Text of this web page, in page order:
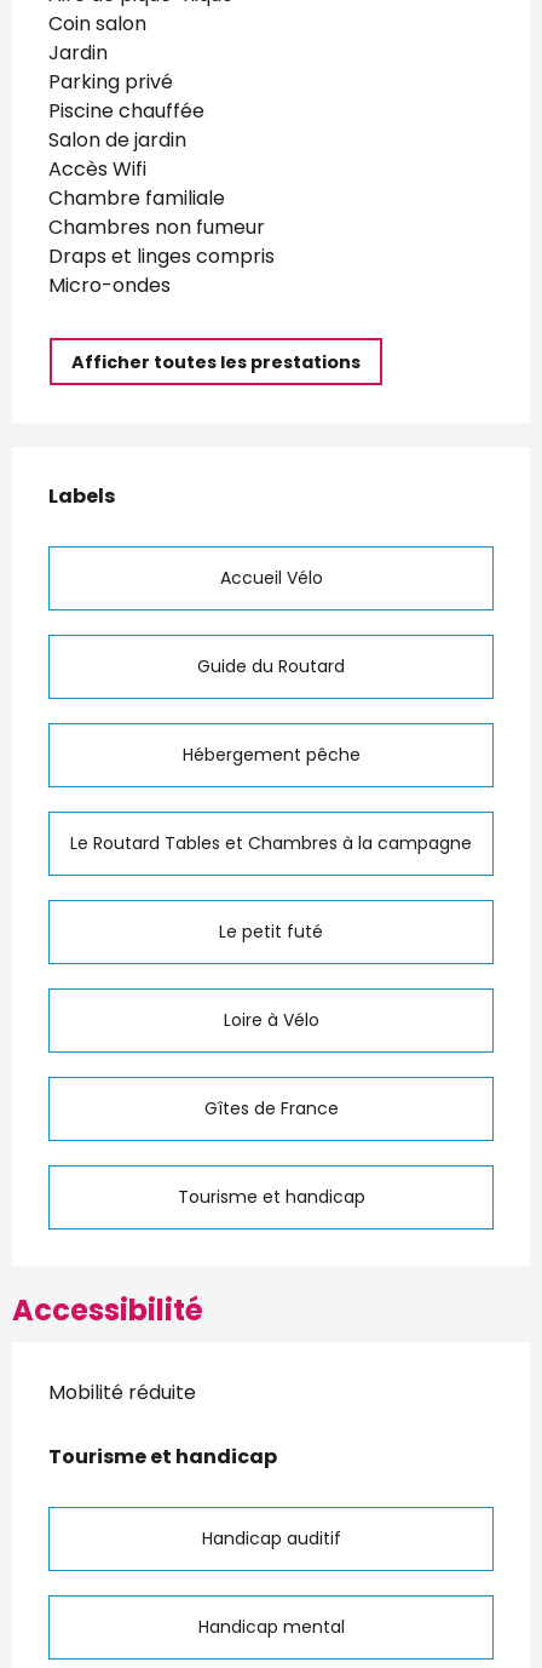
Coin salon
Jardin
Parking privé
Piscine chauffée
Salon de jardin
Accès Wifi
Chambre familiale
Chambres non fumeur
Draps et linges compris
Micro-ondes
Afficher toutes les prestations
Offres de prestations
Labels
Labels
Accueil Vélo
Guide du Routard
Hébergement pêche
Le Routard Tables et Chambres à la campagne
Le petit futé
Loire à Vélo
Gîtes de France
Tourisme et handicap
Accessibilité
Mobilité réduite
Tourisme et handicap
Tourisme et handicap
Handicap auditif
Handicap mental